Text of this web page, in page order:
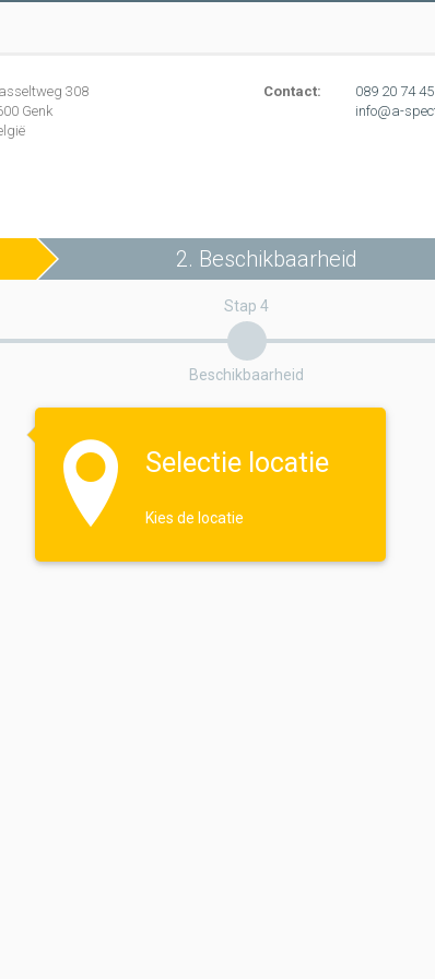
308
Genk
Contact:
089 20 74 45
info@a-
2. Beschikbaarheid
Stap 4
Beschikbaarheid
Selectie locatie
Kies de locatie